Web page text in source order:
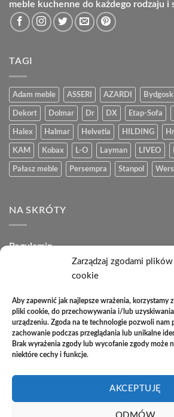
Zarządzaj zgodami plików
cookie
Aby zapewnić jak najlepsze wrażenia, korzystamy
pliki cookie, do przechowywania i/lub
urządzeniu. Zgoda na te technologie pozwoli nam
zachowanie podczas przeglądania lub unikalne
Brak wyrażenia zgody lub wycofanie zgody może
niektóre cechy i funkcje.
AKCEPTUJĘ
meble kuchenne do każdego rodzaju i
TAGI
Adam meble ASSERI AZARDI
Dekort Dolmar Dr DX Etap-Sofa
Halex Halmar Helvetia HILDING Hr
KAM Kobax L-O Layman LIVEO
Pałasz meble Persempra Stanpol
NA SKRÓTY
Regulamin
Polityka plików cookies (EU)
Polityka zwrotów
Zakupy na raty
Kontakt